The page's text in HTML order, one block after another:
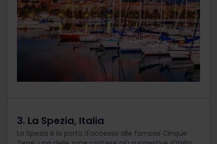
3. La Spezia, Italia
La Spezia è la porta d'accesso alle famose Cinque